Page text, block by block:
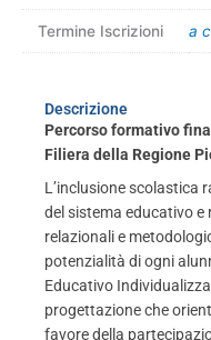
Termine Iscrizioni a
Descrizione
Percorso formativo
Filiera della Regione
L’inclusione scolastica
del sistema educativo e
relazionali e
potenzialità di ogni
Educativo
progettazione che
favore della